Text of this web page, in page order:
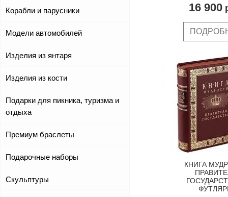
Корабли и парусники
Модели автомобилей
Изделия из янтаря
Изделия из кости
Подарки для пикника, туризма и
отдыха
Премиум браслеты
Подарочные наборы
Скульптуры
16 900
КНИГА